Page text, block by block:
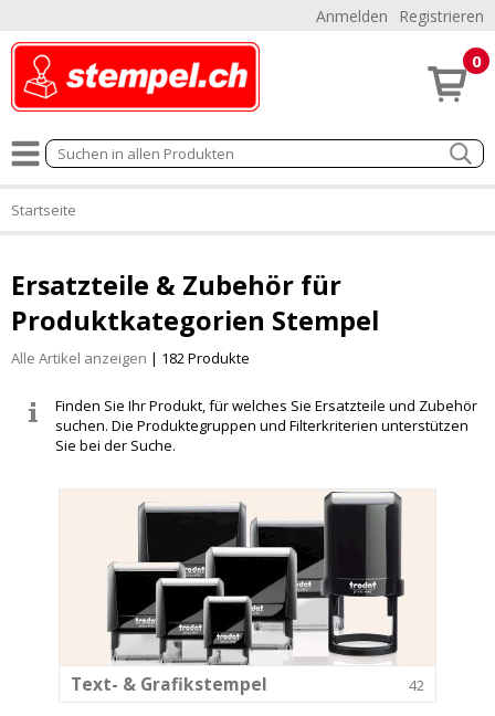
Anmelden Registrieren
0
Startseite
Ersatzteile & Zubehör für
Produktkategorien Stempel
Alle Artikel anzeigen | 182 Produkte
Finden Sie Ihr Produkt, für welches Sie Ersatzteile und Zubehör
suchen. Die Produktegruppen und Filterkriterien unterstützen
Sie bei der Suche.
Text- & Grafikstempel 42